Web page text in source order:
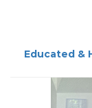
Educated &